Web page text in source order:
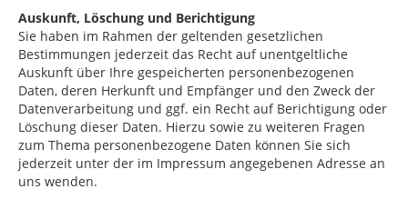
Auskunft, Löschung und Berichtigung
Sie haben im Rahmen der geltenden gesetzlichen
Bestimmungen jederzeit das Recht auf unentgeltliche
Auskunft über Ihre gespeicherten personenbezogenen
Daten, deren Herkunft und Empfänger und den Zweck der
Datenverarbeitung und ggf. ein Recht auf Berichtigung oder
Löschung dieser Daten. Hierzu sowie zu weiteren Fragen
zum Thema personenbezogene Daten können Sie sich
jederzeit unter der im Impressum angegebenen Adresse an
uns wenden.